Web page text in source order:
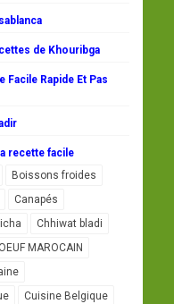
de Khouribga
Facile Rapide Et Pas
recette facile
Boissons froides
Canapés
Chhiwat bladi
MAROCAIN
Cuisine Belgique